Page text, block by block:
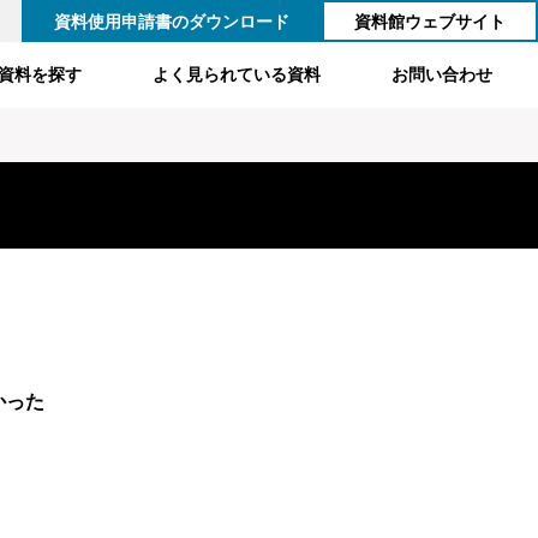
資料使用申請書のダウンロード 資料館ウェブサイト
料を探す よく見られている資料 お問い合わせ
った